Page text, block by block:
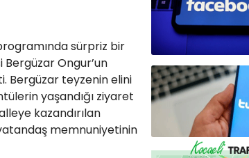
sürpriz bir
Ongur’un
Bergüzar teyzenin elini
yaşandığı ziyaret
kazandırılan
memnuniyetinin